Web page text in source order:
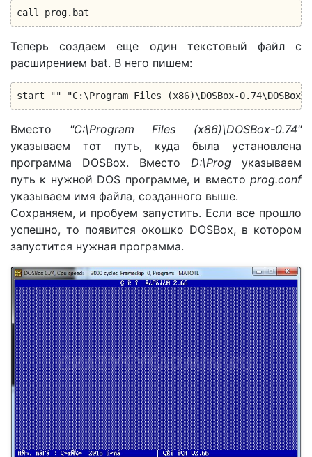
call prog.bat
Теперь создаем еще один текстовый файл с
расширением bat. В него пишем:
start "" "C:\Program Files (x86)\DOSBox-
Вместо "C:\Program Files (x86)\DOSBox-0.74"
указываем тот путь, куда была установлена
программа DOSBox. Вместо D:\Prog указываем
путь к нужной DOS программе, и вместо prog.conf
указываем имя файла, созданного выше.
Сохраняем, и пробуем запустить. Если все прошло
успешно, то появится окошко DOSBox, в котором
запустится нужная программа.